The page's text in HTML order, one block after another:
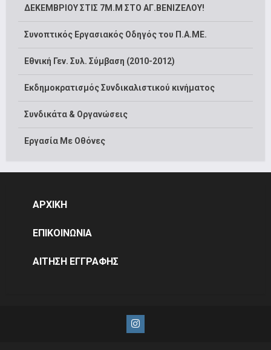
ΔΕΚΕΜΒΡΙΟΥ ΣΤΙΣ 7Μ.Μ ΣΤΟ ΑΓ.ΒΕΝΙΖΕΛΟΥ!
Συνοπτικός Εργασιακός Οδηγός του Π.Α.ΜΕ.
Εθνική Γεν. Συλ. Σύμβαση (2010-2012)
Εκδημοκρατισμός Συνδικαλιστικού κινήματος
Συνδικάτα & Οργανώσεις
Εργασία Με Οθόνες
ΑΡΧΙΚΗ
ΕΠΙΚΟΙΝΩΝΙΑ
ΑΙΤΗΣΗ ΕΓΓΡΑΦΗΣ
Instagram